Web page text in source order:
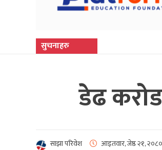
सुचनाहरु
डेढ
साझा परिवेश आइतवार, जेष्ठ २१, २०८०